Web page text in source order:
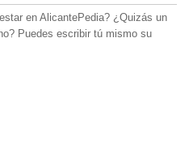
en AlicantePedia? ¿Quizás un
Puedes escribir tú mismo su